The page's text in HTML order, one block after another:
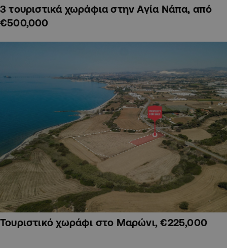
3 τουριστικά χωράφια στην Αγία Νάπα, από
€500,000
Τουριστικό χωράφι στο Μαρώνι, €225,000